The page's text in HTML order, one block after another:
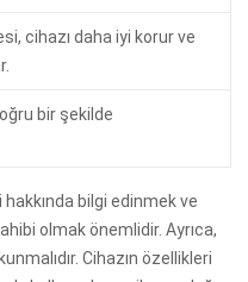
cihazı daha iyi korur ve
bir şekilde
hakkında bilgi edinmek ve
olmak önemlidir. Ayrıca,
Cihazın özellikleri